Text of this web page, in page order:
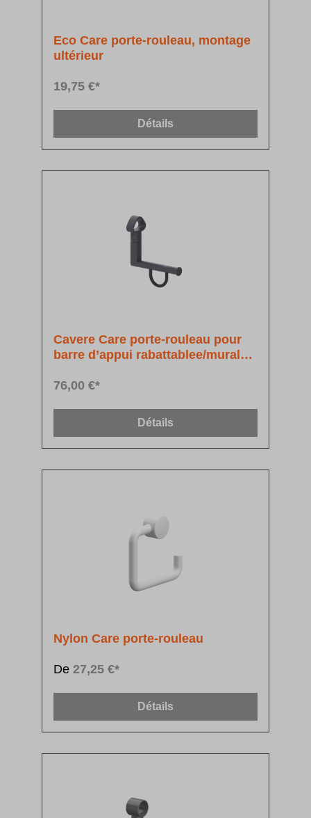
Eco Care porte-rouleau, montage
ultérieur
19,75 €*
Détails
Cavere Care porte-rouleau pour
barre d’appui rabattablee/murale,
76,00 €*
Détails
Nylon Care porte-rouleau
De 27,25 €*
Détails